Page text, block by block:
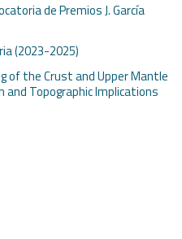
de Premios J. García
(2023-2025)
of the Crust and Upper Mantle
Topographic Implications